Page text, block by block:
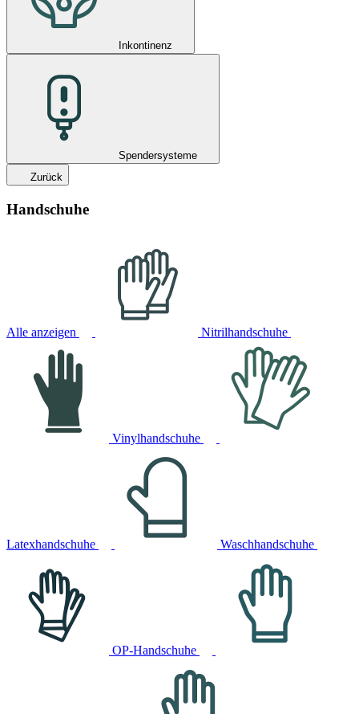
Inkontinenz
Spendersysteme
Zurück
Handschuhe
Alle anzeigen Nitrilhandschuhe
Vinylhandschuhe
Latexhandschuhe Waschhandschuhe
OP-Handschuhe